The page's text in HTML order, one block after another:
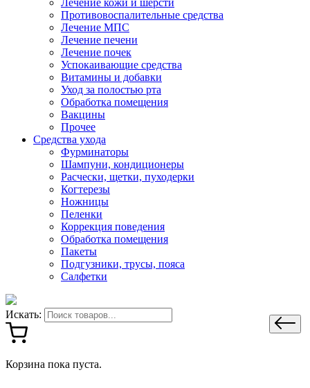
Лечение кожи и шерсти
Противовоспалительные средства
Лечение МПС
Лечение печени
Лечение почек
Успокаивающие средства
Витамины и добавки
Уход за полостью рта
Обработка помещения
Вакцины
Прочее
Средства ухода
Фурминаторы
Шампуни, кондиционеры
Расчески, щетки, пуходерки
Когтерезы
Ножницы
Пеленки
Коррекция поведения
Обработка помещения
Пакеты
Подгузники, трусы, пояса
Салфетки
Искать:
Корзина пока пуста.